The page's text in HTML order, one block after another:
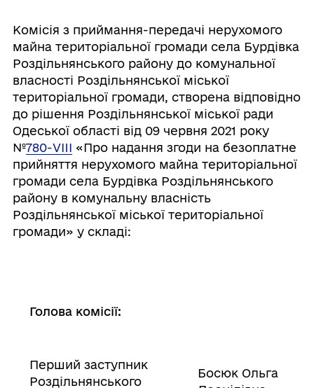
Комісія з приймання-передачі нерухомого
майна територіальної громади села Бурдівка
Роздільнянського району до комунальної
власності Роздільнянської міської
територіальної громади, створена відповідно
до рішення Роздільнянської міської ради
Одеської області від 09 червня 2021 року
№780-VIII «Про надання згоди на безоплатне
прийняття нерухомого майна територіальної
громади села Бурдівка Роздільнянського
району в комунальну власність
Роздільнянської міської територіальної
громади» у складі:
Голова комісії:
Перший заступник
Роздільнянського
Босюк Ольга